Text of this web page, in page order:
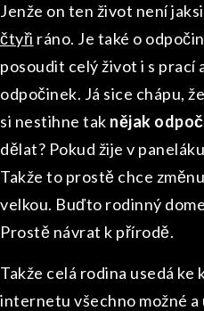
Jenže on ten život není
čtyři ráno. Je také o
posoudit celý život i s prací
odpočinek. Já sice chápu,
si nestihne tak nějak
dělat? Pokud žije v
Takže to prostě chce
velkou. Buďto rodinný
Prostě návrat k přírodě.
Takže celá rodina usedá ke
internetu všechno možné a